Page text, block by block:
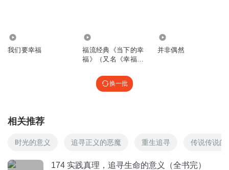
我们要幸福
福流经典《当下的幸
福》（又名《幸福的
并非偶然
换一批
相关推荐
时光的意义 追寻正义的恶魔 重生追寻 传说传说的
174 实践真理，追寻生命的意义（全书完）